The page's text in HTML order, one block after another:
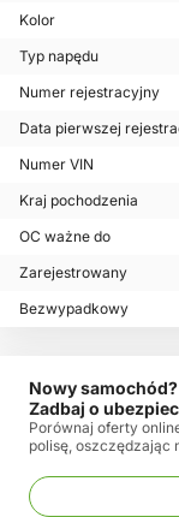
Kolor
Typ napędu
Numer rejestracyjny
Data pierwszej
Numer VIN
Kraj pochodzenia
OC ważne do
Zarejestrowany
Bezwypadkowy
Nowy samochód?
Zadbaj o
Porównaj oferty
polisę, oszczędzając